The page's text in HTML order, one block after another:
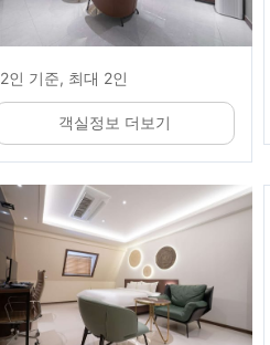
2인 기준, 최대 2인
객실정보 더보기